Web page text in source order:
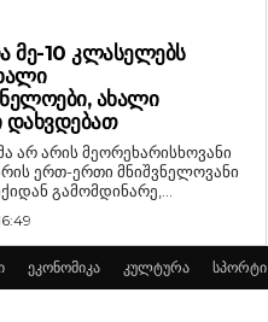
ᲛᲔ-10 ᲙᲚᲐᲡᲔᲚᲔᲑᲡ
ᲐᲮᲐᲚᲘ
ᲓᲐᲮᲕᲓᲔᲑᲐᲗ
არ არის მეორეხარისხოვანი
ერთ-ერთი მნიშვნელოვანი
გამომდინარე,...
ეკონომიკა კულტურა სპორტი